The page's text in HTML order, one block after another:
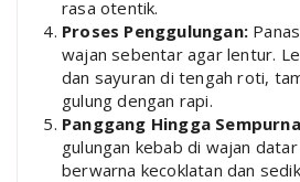
rasa otentik.
Proses Penggulungan:
wajan sebentar agar lentur.
dan sayuran di tengah roti,
gulung dengan rapi.
Panggang Hingga
gulungan kebab di wajan
berwarna kecoklatan dan